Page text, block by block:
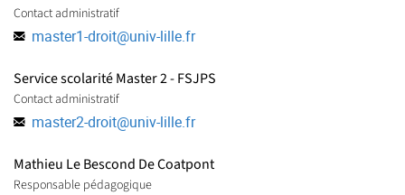
Contact administratif
master1-droit@univ-lille.fr
Service scolarité Master 2 - FSJPS
Contact administratif
master2-droit@univ-lille.fr
Mathieu Le Bescond De Coatpont
Responsable pédagogique